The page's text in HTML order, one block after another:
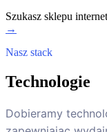
Szukasz sklepu
→
Nasz stack
Technologie
Dobieramy